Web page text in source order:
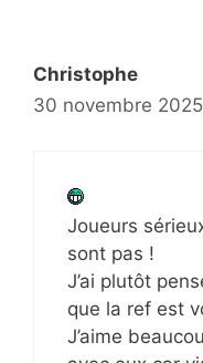
Christophe
30 novembre
Joueurs
sont pas !
J’ai plutôt
que la ref est
J’aime